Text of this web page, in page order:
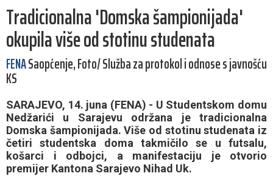
Tradicionalna 'Domska šampionijada'
okupila više od stotinu studenata
FENASaopćenje, Foto/ Služba za protokol i odnose s javnošću
KS
SARAJEVO, 14. juna (FENA) - U Studentskom domu
Nedžarići u Sarajevu održana je tradicionalna
Domska šampionijada. Više od stotinu studenata iz
četiri studentska doma takmičilo se u futsalu,
košarci i odbojci, a manifestaciju je otvorio
premijer Kantona Sarajevo Nihad Uk.